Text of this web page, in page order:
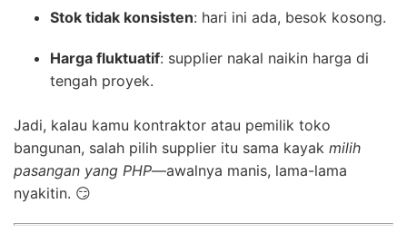
Stok tidak konsisten: hari ini ada, besok kosong.
Harga fluktuatif: supplier nakal naikin harga di
tengah proyek.
Jadi, kalau kamu kontraktor atau pemilik toko
bangunan, salah pilih supplier itu sama kayak milih
pasangan yang PHP—awalnya manis, lama-lama
nyakitin. 😏